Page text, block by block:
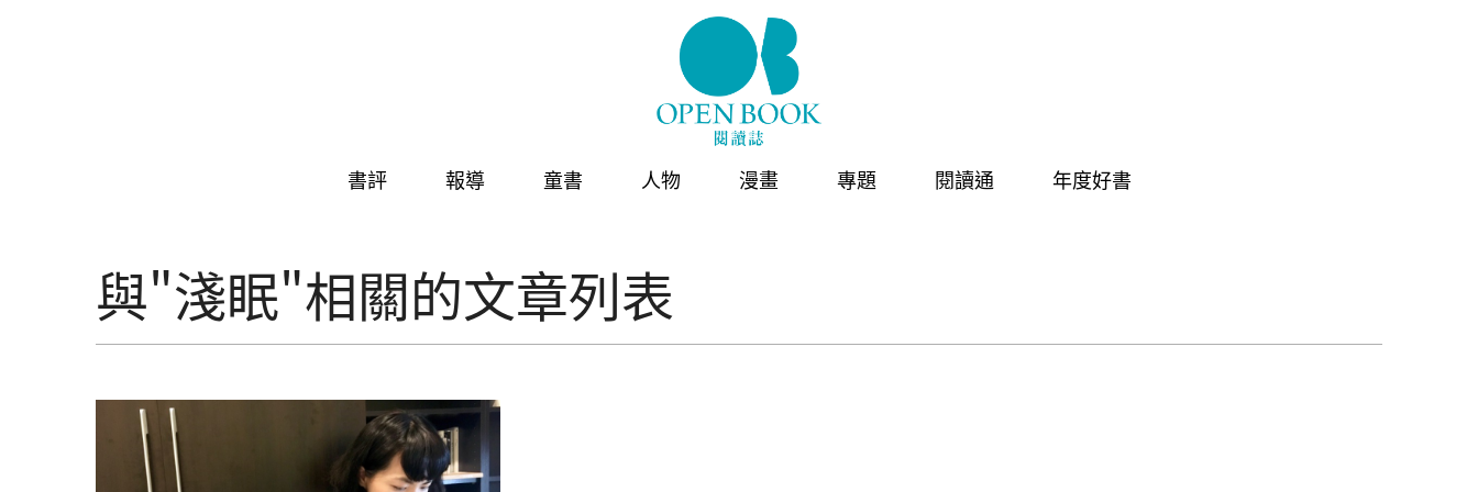
書評 報導 童書 人物 漫畫 專題 閱讀通 年度好書
與"淺眠"相關的文章列表